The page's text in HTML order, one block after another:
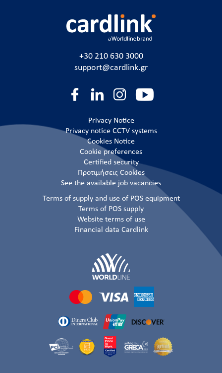
+30 210 630 3000
support@cardlink.gr
Privacy Notice
Privacy notice CCTV systems
Cookies Notice
Cookie preferences
Certified security
Προτιμήσεις Cookies
See the available job vacancies
Terms of supply and use of POS equipment
Terms of POS supply
Website terms of use
Financial data Cardlink